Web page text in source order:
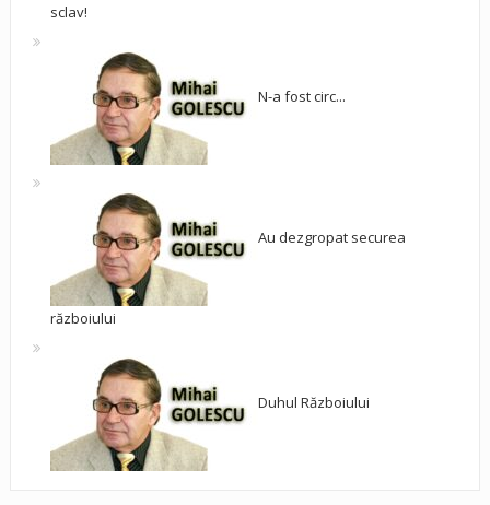
sclav!
N-a fost circ...
Au dezgropat securea
războiului
Duhul Războiului